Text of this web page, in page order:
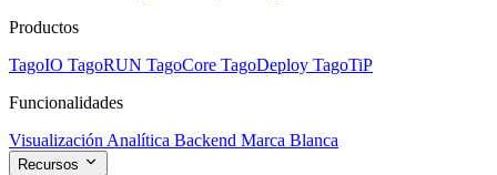
Productos
TagoIO TagoRUN TagoCore TagoDeploy TagoTiP
Funcionalidades
Visualización Analítica Backend Marca Blanca
Recursos